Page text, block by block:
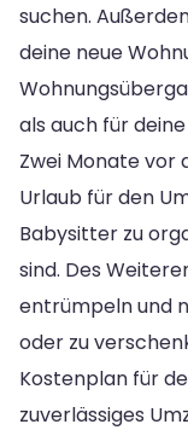
suchen.
deine neue
als auch für
Zwei Monate vor
Urlaub für den
Babysitter zu
sind. Des
entrümpeln und
oder zu
Kostenplan für
zuverlässiges